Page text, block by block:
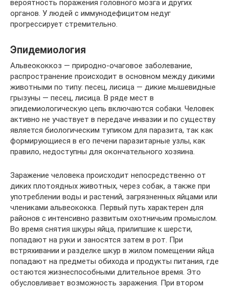
вероятность поражения головного мозга и других
органов. У людей с иммунодефицитом недуг
прогрессирует стремительно.
Эпидемиология
Альвеококкоз — природно-очаговое заболевание,
распространение происходит в основном между дикими
животными по типу: песец, лисица — дикие мышевидные
грызуны — песец, лисица. В ряде мест в
эпидемиологическую цепь включаются собаки. Человек
активно не участвует в передаче инвазии и по существу
является биологическим тупиком для паразита, так как
формирующиеся в его печени паразитарные узлы, как
правило, недоступны для окончательного хозяина.
Заражение человека происходит непосредственно от
диких плотоядных животных, через собак, а также при
употреблении воды и растений, загрязненных яйцами или
члениками альвеококка. Первый путь характерен для
районов с интенсивно развитым охотничьим промыслом.
Во время снятия шкуры яйца, прилипшие к шерсти,
попадают на руки и заносятся затем в рот. При
встряхивании и разделке шкур в жилом помещении яйца
попадают на предметы обихода и продукты питания, где
остаются жизнеспособными длительное время. Это
обусловливает возможность заражения. При втором